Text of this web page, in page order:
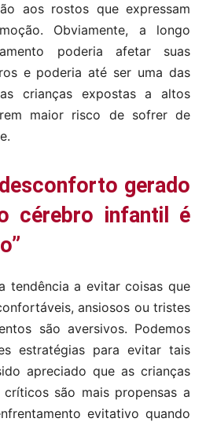
aos rostos que expressam
Obviamente, a longo
poderia afetar suas
e poderia até ser uma das
crianças expostas a altos
maior risco de sofrer de
gerado
cérebro infantil é
tendência a evitar coisas que
ansiosos ou tristes
são aversivos. Podemos
estratégias para evitar tais
apreciado que as crianças
são mais propensas a
evitativo quando